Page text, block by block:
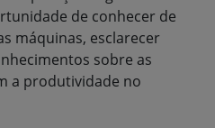
de conhecer de
máquinas, esclarecer
sobre as
a produtividade no